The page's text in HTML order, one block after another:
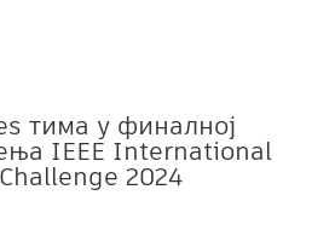
тима у финалној
IEEE International
2024